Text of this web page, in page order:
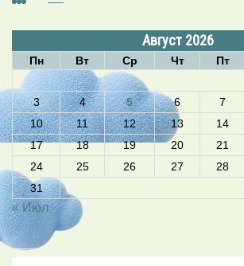
Август 2026
Пн Вт Ср Чт Пт
3
4 5 6 7
10
11 12 13 14
17
18 19 20 21
24
25 26 27 28
31
« Июл